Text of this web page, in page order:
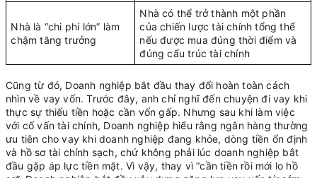
Nhà là “chi phí lớn” làm
chậm tăng trưởng
Nhà có thể trở thành một phần
của chiến lược tài chính tổng thể
nếu được mua đúng thời điểm và
đúng cấu trúc tài chính
Cũng từ đó, Doanh nghiệp bắt đầu thay đổi hoàn toàn cách
nhìn về vay vốn. Trước đây, anh chỉ nghĩ đến chuyện đi vay khi
thực sự thiếu tiền hoặc cần vốn gấp. Nhưng sau khi làm việc
với cố vấn tài chính, Doanh nghiệp hiểu rằng ngân hàng thường
ưu tiên cho vay khi doanh nghiệp đang khỏe, dòng tiền ổn định
và hồ sơ tài chính sạch, chứ không phải lúc doanh nghiệp bắt
đầu gặp áp lực tiền mặt. Vì vậy, thay vì “cần tiền rồi mới lo hồ